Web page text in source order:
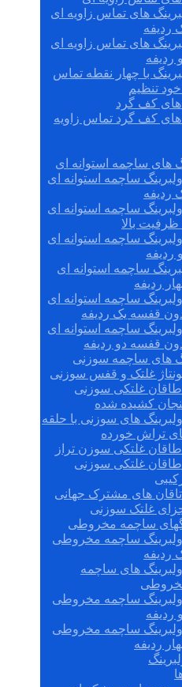
های تماس زاویه ای
ردیفه
های تماس زاویه ای
ردیفه
با چهار نقطه تماس
خود تنظیم
های کف گرد
های کف گرد تماس زاویه
های ساچمه استوانه ای
ساچمه استوانه ای
ردیفه
ساچمه استوانه ای
ظرفیت بالا
ساچمه استوانه ای
ردیفه
ساچمه استوانه ای
ردیفه
ساچمه استوانه ای
قفسه یک ردیفه
ساچمه استوانه ای
قفسه دو ردیفه
های ساچمه سوزنی
غلتک و قفس سوزنی
غلتکی سوزنی
کشیده شده
های سوزنی با حلقه
تراش خورده
غلتکی سوزن تراز
غلتکی سوزنی
های مشترک جهانی
غلتک سوزنی
ساچمه مخروطی
ساچمه مخروطی
ردیفه
های ساچمه
ساچمه مخروطی
ردیفه
ساچمه مخروطی
ردیفه